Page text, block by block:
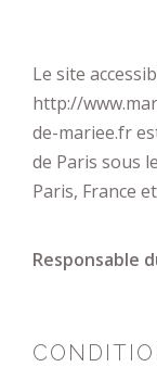
Le site
http://
de-mariee.fr
de Paris sous
Paris, France
Responsable